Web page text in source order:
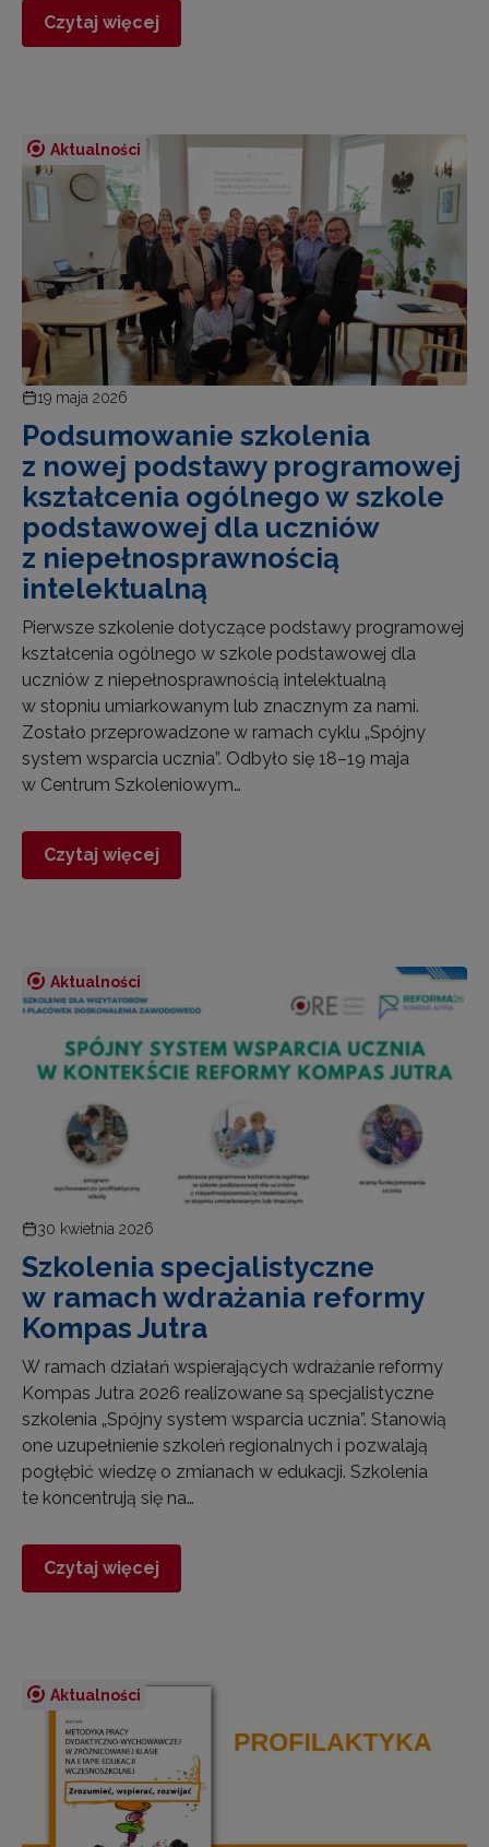
Czytaj więcej
Aktualności
19 maja 2026
Podsumowanie szkolenia
z nowej podstawy programowej
kształcenia ogólnego w szkole
podstawowej dla uczniów
z niepełnosprawnością
intelektualną
Pierwsze szkolenie dotyczące podstawy programowej
kształcenia ogólnego w szkole podstawowej dla
uczniów z niepełnosprawnością intelektualną
w stopniu umiarkowanym lub znacznym za nami.
Zostało przeprowadzone w ramach cyklu „Spójny
system wsparcia ucznia”. Odbyło się 18–19 maja
w Centrum Szkoleniowym…
Czytaj więcej
Aktualności
30 kwietnia 2026
Szkolenia specjalistyczne
w ramach wdrażania reformy
Kompas Jutra
W ramach działań wspierających wdrażanie reformy
Kompas Jutra 2026 realizowane są specjalistyczne
szkolenia „Spójny system wsparcia ucznia”. Stanowią
one uzupełnienie szkoleń regionalnych i pozwalają
pogłębić wiedzę o zmianach w edukacji. Szkolenia
te koncentrują się na…
Czytaj więcej
Aktualności